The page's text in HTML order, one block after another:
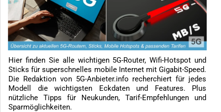
Hier finden Sie alle wichtigen 5G-Router, Wifi-Hotspot und
Sticks für superschnelles mobile Internet mit Gigabit-Speed.
Die Redaktion von 5G-Anbieter.info recherchiert für jedes
Modell die wichtigsten Eckdaten und Features. Plus
nützliche Tipps für Neukunden, Tarif-Empfehlungen und
Sparmöglichkeiten.